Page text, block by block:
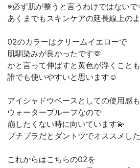
※必ず肌が整うと言うわけではないで
あくまでもスキンケアの延長線上の
02のカラーはクリームイエローで
肌馴染みが良かったです🫶
かと言って伸ばすと黄色が浮くことも
誰でも使いやすいと思います☺️
アイシャドウベースとしての使用感
ウォータープルーフなので
崩したくない時に向いています💫
プチプラだとダントツでオススメした
これからはこちらの02を